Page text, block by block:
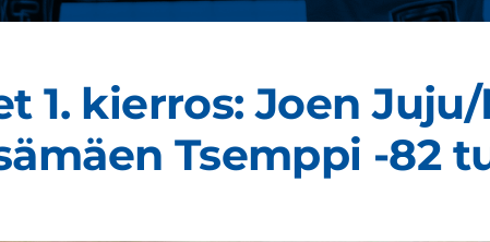
1. kierros: Joen Juju/
Tsemppi -82